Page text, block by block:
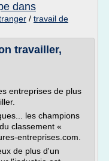
dans
/ travail de
travailler,
entreprises de plus
les champions
classement «
entreprises.com.
de plus d'un